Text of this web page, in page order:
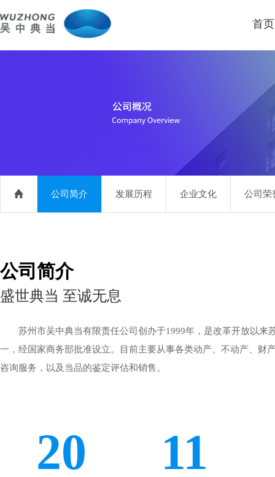
首页
公司简介 发展历程 企业文化 公司荣
公司简介
盛世典当 至诚无息
苏州市吴中典当有限责任公司创办于1999年，是改革开放以来
一，经国家商务部批准设立。目前主要从事各类动产、不动产、财
咨询服务，以及当品的鉴定评估和销售。
20 11